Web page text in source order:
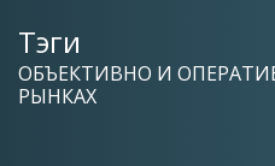
Тэги
ОБЪЕКТИВНО И
РЫНКАХ